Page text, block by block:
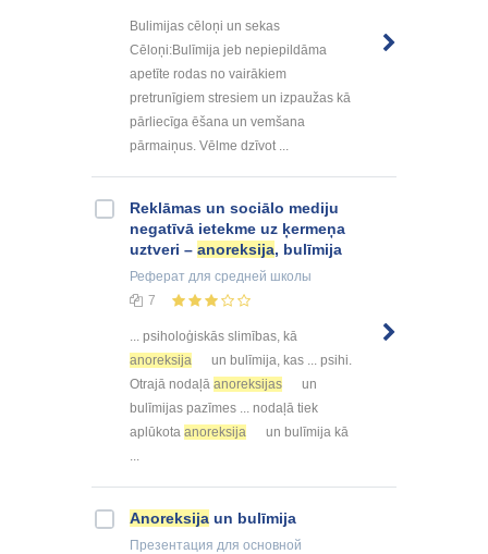
Bulimijas cēloņi un sekas
Cēloņi:Bulīmija jeb nepiepildāma
apetīte rodas no vairākiem
pretrunīgiem stresiem un izpaužas kā
pārliecīga ēšana un vemšana
pārmaiņus. Vēlme dzīvot ...
Reklāmas un sociālo mediju
negatīvā ietekme uz ķermeņa
uztveri – anoreksija, bulīmija
Реферат для средней школы
7
... psiholoģiskās slimības, kā
anoreksija
un bulīmija, kas ... psihi.
Otrajā nodaļā anoreksijas
un
bulīmijas pazīmes ... nodaļā tiek
aplūkota anoreksija
un bulīmija kā
Anoreksija un bulīmija
Презентация для основной